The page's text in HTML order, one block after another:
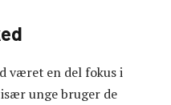
været en del fokus i
unge bruger de